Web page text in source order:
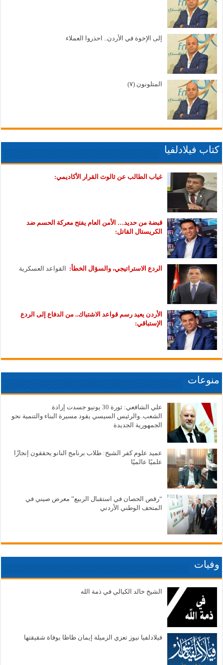
إلى الإخوة في الأردن.. احذروا العملاء
المتلونون (٧)
كتاب فيلادلفيا
غياب الطالب عن ثالوث القرار الأكاديمي:
قبضة من حديد… الأمن العام يفتح معركة الحسم ضد
الكريستال القاتل:
الردع الاستراتيجي، والسؤال الخطأ: القواعد العسكرية
الأردن يعيد رسم قواعد الاشتباك.. من الدفاع إلى الردع
الإستباقي:
منوعات
علي الشافعي: ثورة 30 يونيو جسدت إرادة
الشعب..والرئيس السيسي يقود مسيرة البناء والتنمية نحو
الجمهورية الجديدة
عميد علوم كفر الشيخ: طلاب برنامج النانو يحققون إنجازًا
علميًا عالميًا
“رقص الحصان في استقبال الربيع” معرض صيني في
المتحف الوطني الأردني
وفيات
الشيخ خالد الكيالي في ذمة الله
فيلادلفيا نيوز تعزي الزميلة إيمان ظاظا بوفاة شقيقتها